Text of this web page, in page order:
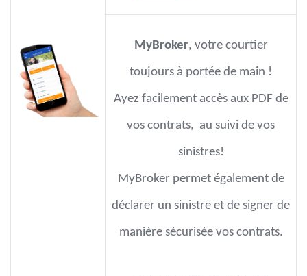
MyBroker, votre courtier
toujours à portée de main !
Ayez facilement accès aux PDF de
vos contrats, au suivi de vos
sinistres!
MyBroker permet également de
déclarer un sinistre et de signer de
manière sécurisée vos contrats.